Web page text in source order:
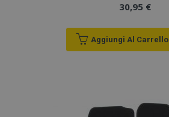
30,95 €
Aggiungi Al Carrello